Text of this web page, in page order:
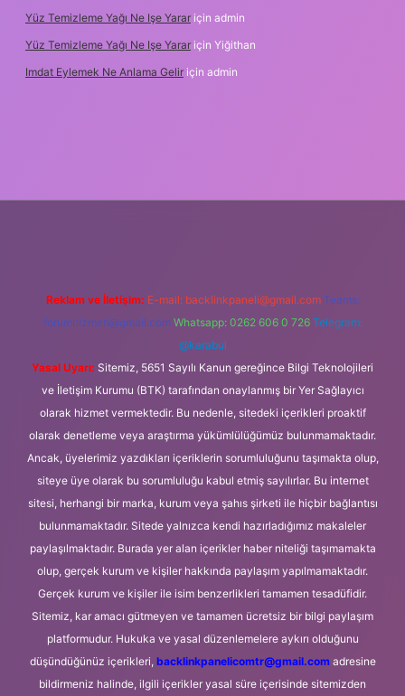
Yüz Temizleme Yağı Ne Işe Yarar için admin
Yüz Temizleme Yağı Ne Işe Yarar için Yiğithan
Imdat Eylemek Ne Anlama Gelir için admin
Reklam ve İletişim: E-mail: backlinkpaneli@gmail.com Teams:
forumhizmeti@gmail.com Whatsapp: 0262 606 0 726 Telegram:
@karabul
Yasal Uyarı: Sitemiz, 5651 Sayılı Kanun gereğince Bilgi Teknolojileri
ve İletişim Kurumu (BTK) tarafından onaylanmış bir Yer Sağlayıcı
olarak hizmet vermektedir. Bu nedenle, sitedeki içerikleri proaktif
olarak denetleme veya araştırma yükümlülüğümüz bulunmamaktadır.
Ancak, üyelerimiz yazdıkları içeriklerin sorumluluğunu taşımakta olup,
siteye üye olarak bu sorumluluğu kabul etmiş sayılırlar. Bu internet
sitesi, herhangi bir marka, kurum veya şahıs şirketi ile hiçbir bağlantısı
bulunmamaktadır. Sitede yalnızca kendi hazırladığımız makaleler
paylaşılmaktadır. Burada yer alan içerikler haber niteliği taşımamakta
olup, gerçek kurum ve kişiler hakkında paylaşım yapılmamaktadır.
Gerçek kurum ve kişiler ile isim benzerlikleri tamamen tesadüfidir.
Sitemiz, kar amacı gütmeyen ve tamamen ücretsiz bir bilgi paylaşım
platformudur. Hukuka ve yasal düzenlemelere aykırı olduğunu
düşündüğünüz içerikleri, backlinkpanelicomtr@gmail.comadresine
bildirmeniz halinde, ilgili içerikler yasal süre içerisinde sitemizden